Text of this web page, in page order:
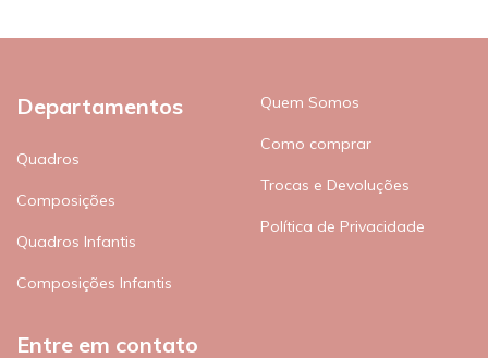
Departamentos
Quadros
Composições
Quadros Infantis
Composições Infantis
Quem Somos
Como comprar
Trocas e Devoluções
Política de Privacidade
Entre em contato